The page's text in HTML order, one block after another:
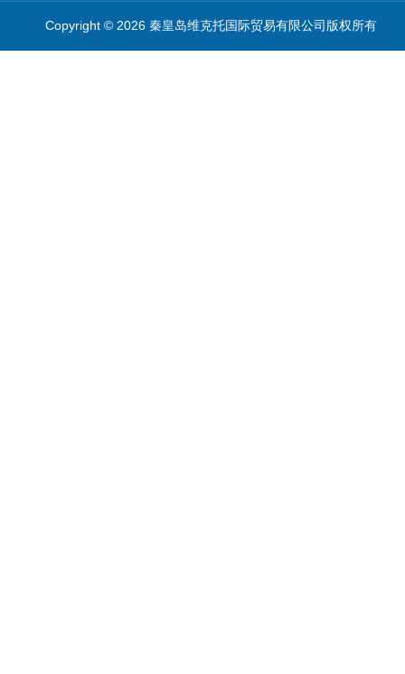
Copyright © 2026 秦皇岛维克托国际贸易有限公司版权所有